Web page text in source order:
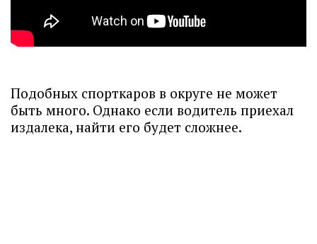
Подобных спорткаров в округе не может
быть много. Однако если водитель приехал
издалека, найти его будет сложнее.